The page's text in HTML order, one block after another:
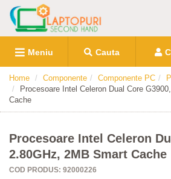
Meniu Cauta
Home Componente Componente PC
Procesoare Intel Celeron Dual Core
Cache
Procesoare Intel Celeron
2.80GHz, 2MB Smart Cache
COD PRODUS: 92000226